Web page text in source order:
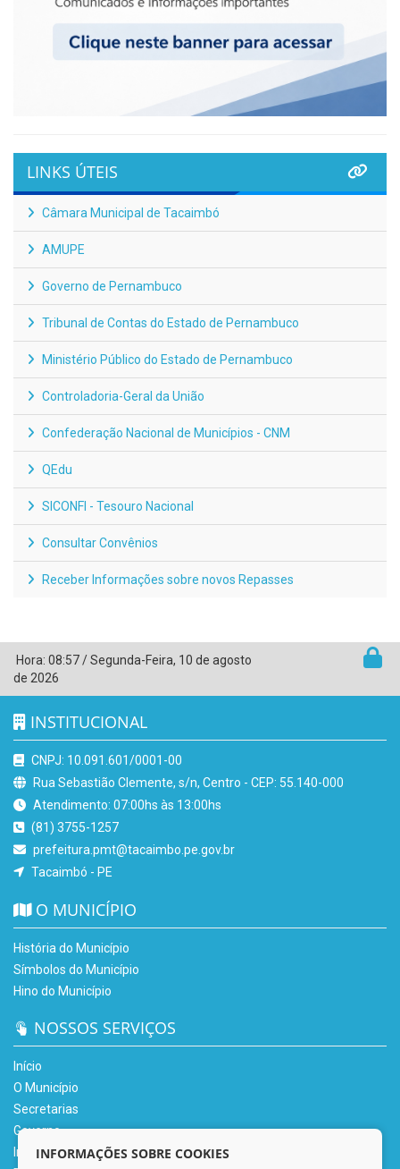
LINKS ÚTEIS
Câmara Municipal de Tacaimbó
AMUPE
Governo de Pernambuco
Tribunal de Contas do Estado de Pernambuco
Ministério Público do Estado de Pernambuco
Controladoria-Geral da União
Confederação Nacional de Municípios - CNM
QEdu
SICONFI - Tesouro Nacional
Consultar Convênios
Receber Informações sobre novos Repasses
Hora: 08:57/Segunda-Feira, 10 de agosto
de 2026
INSTITUCIONAL
CNPJ: 10.091.601/0001-00
Rua Sebastião Clemente, s/n, Centro - CEP: 55.140-000
Atendimento: 07:00hs às 13:00hs
(81) 3755-1257
prefeitura.pmt@tacaimbo.pe.gov.br
Tacaimbó - PE
O MUNICÍPIO
História do Município
Símbolos do Município
Hino do Município
NOSSOS SERVIÇOS
Início
O Município
Secretarias
Governo
Informe-se
INFORMAÇÕES SOBRE COOKIES